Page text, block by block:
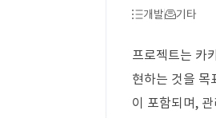
개발
기타
프로젝트는 카
현하는 것을
이 포함되며,